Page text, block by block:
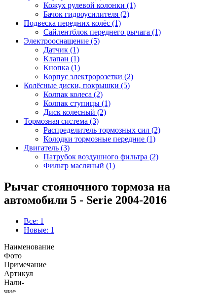
Кожух рулевой колонки (1)
Бачок гидроусилителя (2)
Подвеска передних колёс (1)
Сайлентблок переднего рычага (1)
Электрооснащение (5)
Датчик (1)
Клапан (1)
Кнопка (1)
Корпус электророзетки (2)
Колёсные диски, покрышки (5)
Колпак колеса (2)
Колпак ступицы (1)
Диск колесный (2)
Тормозная система (3)
Распределитель тормозных сил (2)
Колодки тормозные передние (1)
Двигатель (3)
Патрубок воздушного фильтра (2)
Фильтр масляный (1)
Рычаг стояночного тормоза на
автомобили 5 - Serie 2004-2016
Все: 1
Новые: 1
Наименование
Фото
Примечание
Артикул
Нали-
чие